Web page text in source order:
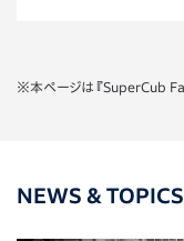
※本ページは『SuperCub
NEWS & TOPICS